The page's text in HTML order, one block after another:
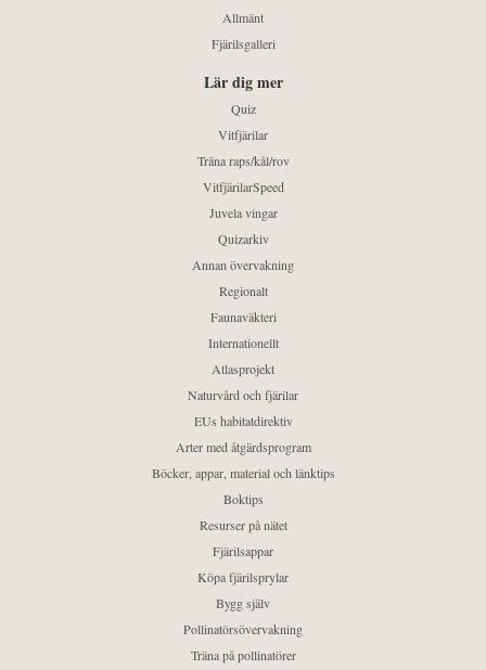
Allmänt
Fjärilsgalleri
Lär dig mer
Quiz
Vitfjärilar
Träna raps/kål/rov
VitfjärilarSpeed
Juvela vingar
Quizarkiv
Annan övervakning
Regionalt
Faunaväkteri
Internationellt
Atlasprojekt
Naturvård och fjärilar
EUs habitatdirektiv
Arter med åtgärdsprogram
Böcker, appar, material och länktips
Boktips
Resurser på nätet
Fjärilsappar
Köpa fjärilsprylar
Bygg själv
Pollinatörsövervakning
Träna på pollinatörer